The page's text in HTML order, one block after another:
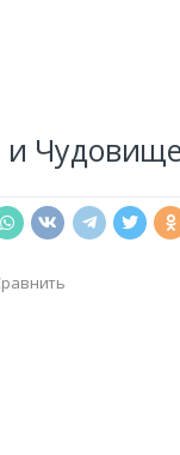
и Чудовище